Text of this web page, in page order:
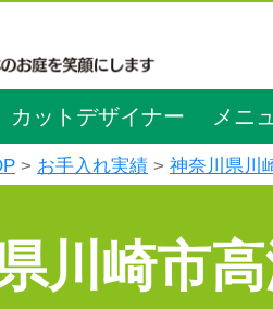
カットデザイナー メニ
お手入れ実績 神奈川県川
川崎市